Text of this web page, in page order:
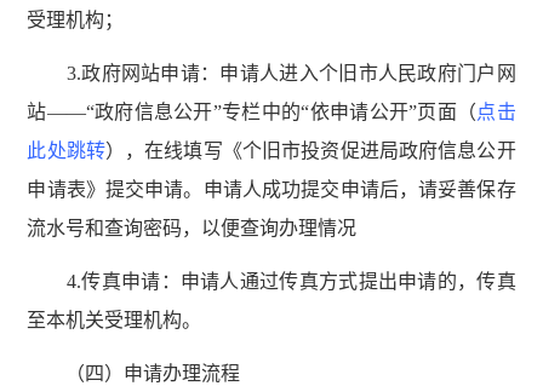
受理机构；
3.政府网站申请：申请人进入个旧市人民政府门户网
站——“政府信息公开”专栏中的“依申请公开”页面（点击
此处跳转），在线填写《个旧市投资促进局政府信息公开
申请表》提交申请。申请人成功提交申请后，请妥善保存
流水号和查询密码，以便查询办理情况
4.传真申请：申请人通过传真方式提出申请的，传真
至本机关受理机构。
（四）申请办理流程